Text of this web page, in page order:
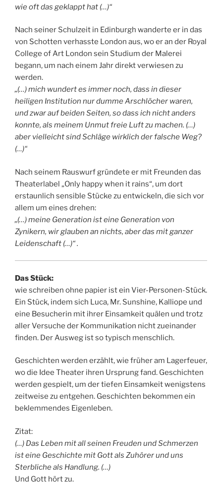
wie oft das geklappt hat (…)“
Nach seiner Schulzeit in Edinburgh wanderte er in das
von Schotten verhasste London aus, wo er an der Royal
College of Art London sein Studium der Malerei
begann, um nach einem Jahr direkt verwiesen zu
werden.
„(…) mich wundert es immer noch, dass in dieser
heiligen Institution nur dumme Arschlöcher waren,
und zwar auf beiden Seiten, so dass ich nicht anders
konnte, als meinem Unmut freie Luft zu machen. (…)
aber vielleicht sind Schläge wirklich der falsche Weg?
(…)“
Nach seinem Rauswurf gründete er mit Freunden das
Theaterlabel „Only happy when it rains“, um dort
erstaunlich sensible Stücke zu entwickeln, die sich vor
allem um eines drehen:
„(…) meine Generation ist eine Generation von
Zynikern, wir glauben an nichts, aber das mit ganzer
Leidenschaft (…)“ .
Das Stück:
wie schreiben ohne papier ist ein Vier-Personen-Stück.
Ein Stück, indem sich Luca, Mr. Sunshine, Kalliope und
eine Besucherin mit ihrer Einsamkeit quälen und trotz
aller Versuche der Kommunikation nicht zueinander
finden. Der Ausweg ist so typisch menschlich.
Geschichten werden erzählt, wie früher am Lagerfeuer,
wo die Idee Theater ihren Ursprung fand. Geschichten
werden gespielt, um der tiefen Einsamkeit wenigstens
zeitweise zu entgehen. Geschichten bekommen ein
beklemmendes Eigenleben.
Zitat:
(…) Das Leben mit all seinen Freuden und Schmerzen
ist eine Geschichte mit Gott als Zuhörer und uns
Sterbliche als Handlung. (…)
Und Gott hört zu.